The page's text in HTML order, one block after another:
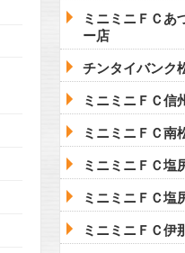
ミニミニＦＣあ
ー店
チンタイバンク
ミニミニＦＣ信
ミニミニＦＣ南
ミニミニＦＣ塩
ミニミニＦＣ塩
ミニミニＦＣ伊